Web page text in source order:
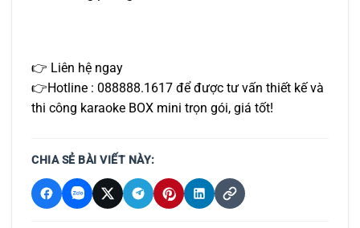
👉 Liên hệ ngay
👉Hotline : 088888.1617 để được tư vấn thiết kế và
thi công karaoke BOX mini trọn gói, giá tốt!
CHIA SẺ BÀI VIẾT NÀY: